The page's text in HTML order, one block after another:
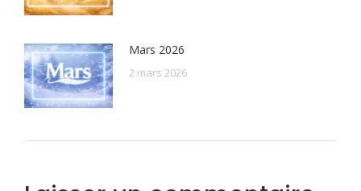
Mars 2026
2 mars 2026